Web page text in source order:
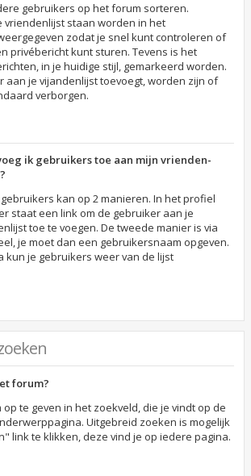
gebruikers op het forum sorteren.
vriendenlijst staan worden in het
zodat je snel kunt controleren of
privébericht kunt sturen. Tevens is het
in je huidige stijl, gemarkeerd worden.
aan je vijandenlijst toevoegt, worden zijn of
verborgen.
ik gebruikers toe aan mijn vrienden-
kan op 2 manieren. In het profiel
staat een link om de gebruiker aan je
toe te voegen. De tweede manier is via
je moet dan een gebruikersnaam opgeven.
kun je gebruikers weer van de lijst
forum?
te geven in het zoekveld, die je vindt op de
Uitgebreid zoeken is mogelijk
link te klikken, deze vind je op iedere pagina.